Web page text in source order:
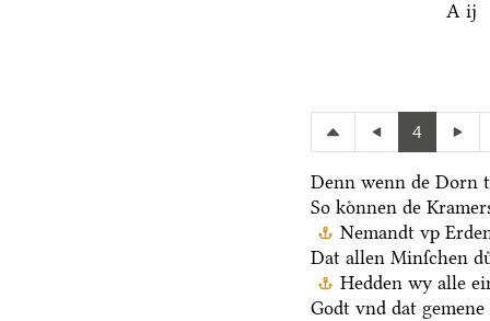
A ij
4
Denn wenn de Dorn
So koͤnnen de
Nemandt vp
Dat allen Minſchen
Hedden wy alle
Godt vnd dat gemene